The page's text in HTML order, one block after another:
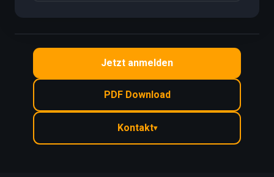
Jetzt anmelden
PDF Download
Kontakt▾